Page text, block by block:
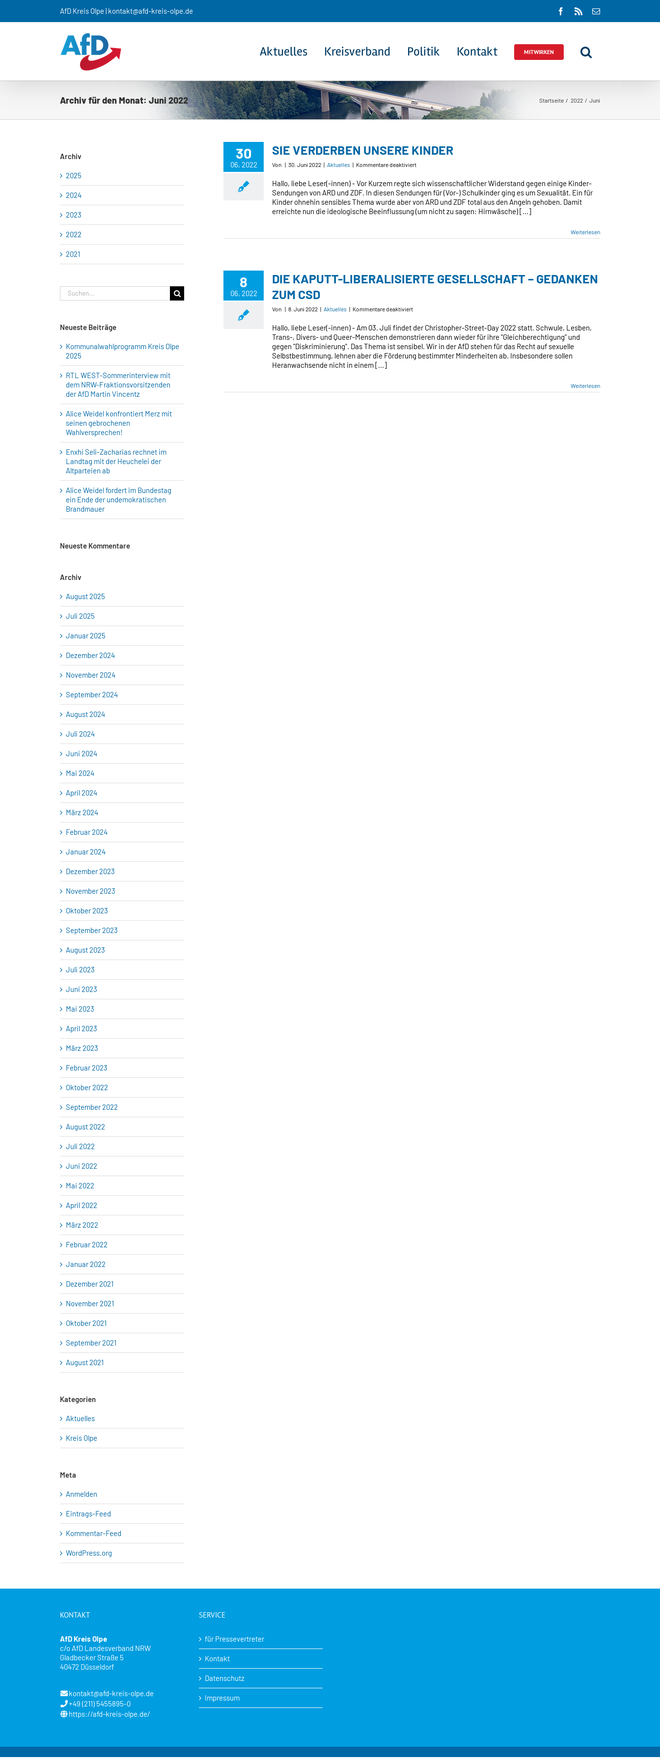
springen
AfD Kreis Olpe | kontakt@afd-kreis-olpe.de Facebook
Rss
E-
Aktuelles Kreisverband Politik Kontakt MITWIRKEN
Archiv für den Monat: Juni 2022 Startseite 2022 Juni
30
06, 2022
SIE VERDERBEN UNSERE KINDER
Von | 30. Juni 2022 | Aktuelles | Kommentare deaktiviertfür
VERDERBEN
UNSERE
KINDER
Hallo, liebe Leser(-innen) - Vor Kurzem regte sich wissenschaftlicher Widerstand gegen einige Kinder-
Sendungen von ARD und ZDF. In diesen Sendungen für (Vor-) Schulkinder ging es um Sexualität. Ein für
Kinder ohnehin sensibles Thema wurde aber von ARD und ZDF total aus den Angeln gehoben. Damit
erreichte nun die ideologische Beeinflussung (um nicht zu sagen: Hirnwäsche) [...]
Weiterlesen
8
06, 2022
DIE KAPUTT-LIBERALISIERTE GESELLSCHAFT – GEDANKEN
ZUM CSD
Von | 8. Juni 2022 | Aktuelles | Kommentare deaktiviertfür
KAPUTT-
LIBERALISIERTE
GESELLSCHAFT
GEDANKEN
Hallo, liebe Leser(-innen) - Am 03. Juli findet der Christopher-Street-Day 2022 statt. Schwule, Lesben,
Trans-, Divers- und Queer-Menschen demonstrieren dann wieder für ihre "Gleichberechtigung" und
gegen "Diskriminierung". Das Thema ist sensibel. Wir in der AfD stehen für das Recht auf sexuelle
Selbstbestimmung, lehnen aber die Förderung bestimmter Minderheiten ab. Insbesondere sollen
Heranwachsende nicht in einem [...]
Weiterlesen
Archiv
2025
2024
2023
2022
2021
Suche
nach:
Neueste Beiträge
Kommunalwahlprogramm Kreis Olpe
2025
RTL WEST-Sommerinterview mit
dem NRW-Fraktionsvorsitzenden
der AfD Martin Vincentz
Alice Weidel konfrontiert Merz mit
seinen gebrochenen
Wahlversprechen!
Enxhi Seli-Zacharias rechnet im
Landtag mit der Heuchelei der
Altparteien ab
Alice Weidel fordert im Bundestag
ein Ende der undemokratischen
Brandmauer
Neueste Kommentare
Archiv
August 2025
Juli 2025
Januar 2025
Dezember 2024
November 2024
September 2024
August 2024
Juli 2024
Juni 2024
Mai 2024
April 2024
März 2024
Februar 2024
Januar 2024
Dezember 2023
November 2023
Oktober 2023
September 2023
August 2023
Juli 2023
Juni 2023
Mai 2023
April 2023
März 2023
Februar 2023
Oktober 2022
September 2022
August 2022
Juli 2022
Juni 2022
Mai 2022
April 2022
März 2022
Februar 2022
Januar 2022
Dezember 2021
November 2021
Oktober 2021
September 2021
August 2021
Kategorien
Aktuelles
Kreis Olpe
Meta
Anmelden
Eintrags-Feed
Kommentar-Feed
WordPress.org
KONTAKT
AfD Kreis Olpe
c/o AfD Landesverband NRW
Gladbecker Straße 5
40472 Düsseldorf
kontakt@afd-kreis-olpe.de
+49 (211) 5455895-0
https://afd-kreis-olpe.de/
SERVICE
für Pressevertreter
Kontakt
Datenschutz
Impressum